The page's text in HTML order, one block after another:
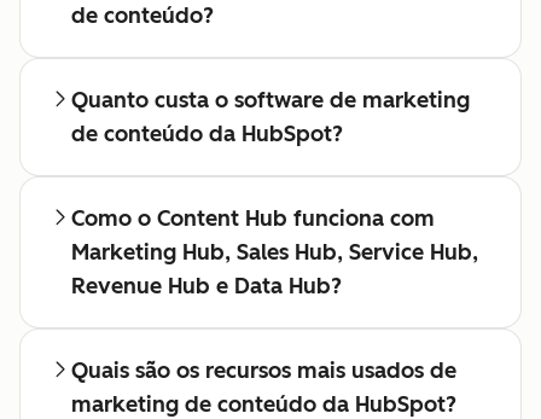
de conteúdo?
Quanto custa o software de marketing
de conteúdo da HubSpot?
Como o Content Hub funciona com
Marketing Hub, Sales Hub, Service Hub,
Revenue Hub e Data Hub?
Quais são os recursos mais usados de
marketing de conteúdo da HubSpot?